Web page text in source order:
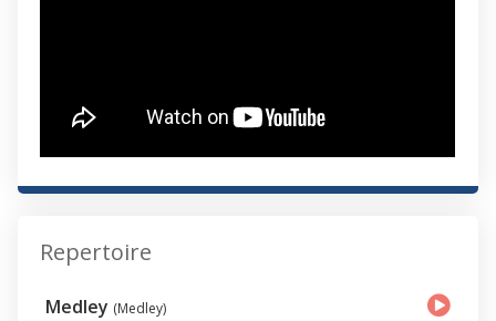
Repertoire
Medley (Medley)